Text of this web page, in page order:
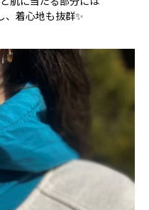
、着心地も抜群✨